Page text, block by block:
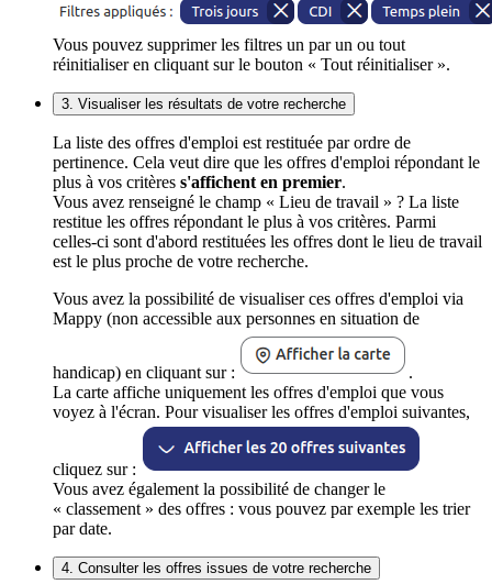
Vous pouvez supprimer les filtres un par un ou tout
réinitialiser en cliquant sur le bouton « Tout réinitialiser ».
3. Visualiser les résultats de votre recherche
La liste des offres d'emploi est restituée par ordre de
pertinence. Cela veut dire que les offres d'emploi répondant le
plus à vos critères s'affichent en premier.
Vous avez renseigné le champ « Lieu de travail » ? La liste
restitue les offres répondant le plus à vos critères. Parmi
celles-ci sont d'abord restituées les offres dont le lieu de travail
est le plus proche de votre recherche.
Vous avez la possibilité de visualiser ces offres d'emploi via
Mappy (non accessible aux personnes en situation de
handicap) en cliquant sur :
.
La carte affiche uniquement les offres d'emploi que vous
voyez à l'écran. Pour visualiser les offres d'emploi suivantes,
cliquez sur :
Vous avez également la possibilité de changer le
« classement » des offres : vous pouvez par exemple les trier
par date.
4. Consulter les offres issues de votre recherche